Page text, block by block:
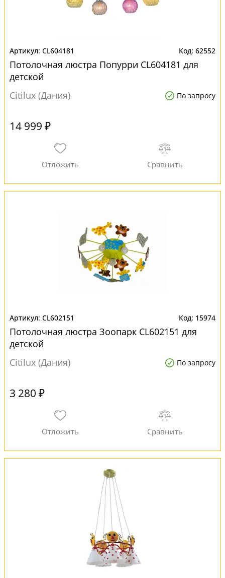
CL604181 62552
Потолочная люстра Попурри CL604181 для
детской
Citilux (Дания)
По запросу
14 999 ₽
CL602151 15974
Потолочная люстра Зоопарк CL602151 для
детской
Citilux (Дания)
По запросу
3 280 ₽